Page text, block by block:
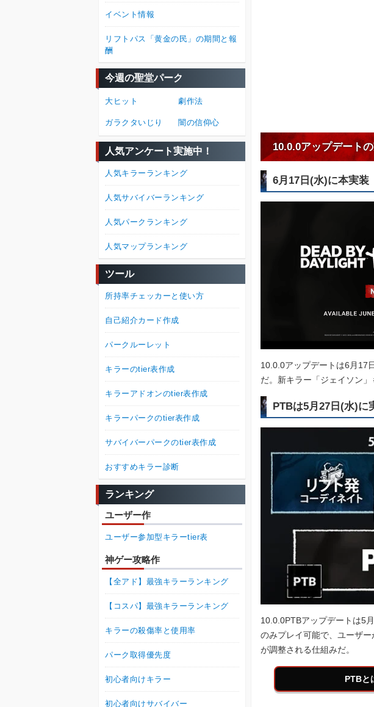
10.0.0アップデート
6月17日(水)に本実装
10.0.0アップデートは6月17
だ。新キラー「ジェイソン」
PTBは5月27日(水)に
10.0.0PTBアップデートは5
のみプレイ可能で、ユーザ
が調整される仕組みだ。
PTBと
イベント情報
リフトパス「黄金の民」の期間と報
酬
今週の聖堂パーク
大ヒット 劇作法
ガラクタいじり 闇の信仰心
人気アンケート実施中！
人気キラーランキング
人気サバイバーランキング
人気パークランキング
人気マップランキング
ツール
所持率チェッカーと使い方
自己紹介カード作成
パークルーレット
キラーのtier表作成
キラーアドオンのtier表作成
キラーパークのtier表作成
サバイバーパークのtier表作成
おすすめキラー診断
ランキング
ユーザー作
ユーザー参加型キラーtier表
神ゲー攻略作
【全アド】最強キラーランキング
【コスパ】最強キラーランキング
キラーの殺傷率と使用率
パーク取得優先度
初心者向けキラー
初心者向けサバイバー